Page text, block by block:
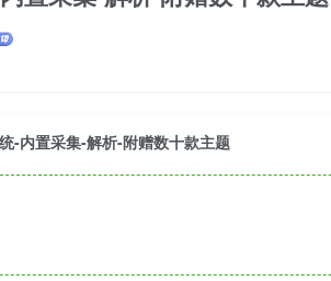
-内置采集-解析-附赠数十款主题